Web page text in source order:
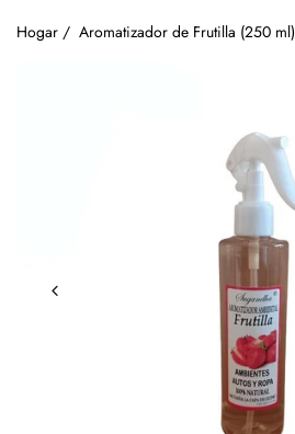
Hogar / Aromatizador de Frutilla (250 ml)